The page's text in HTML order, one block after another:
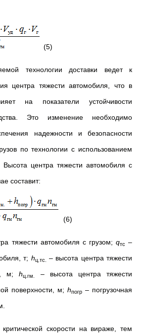
(5)
технологии доставки ведет к
центра тяжести автомобиля, что в
на показатели устойчивости
Это изменение необходимо
надежности и безопасности
по технологии с использованием
Высота центра тяжести автомобиля с
составит:
(6)
тяжести автомобиля с грузом; qтс –
т; hц.тс.
– высота центра тяжести
м;hц.гм.
– высота центра тяжести
поверхности, м; hпогр – погрузочная
скорости на вираже, тем